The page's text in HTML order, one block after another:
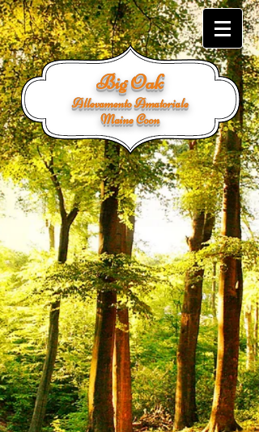
Big Oak
Allevamento Amatoriale
Maine Coon